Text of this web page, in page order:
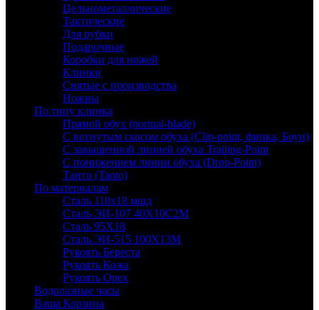
Цельнометаллические
Тактические
Для рубки
Подарочные
Коробки для ножей
Клинки
Снятые с производства
Ножны
По типу клинка
Прямой обух (normal-blade)
С вогнутым скосом обуха (Clip-point, финка, Боуи)
С завышенной линией обуха Trailing-Point
С понижением линии обуха (Drop-Point)
Танто (Tanto)
По материалам
Сталь 110х18 мшд
Сталь ЭИ-107 40Х10С2М
Сталь 95Х18
Сталь ЭИ-515 100Х13М
Рукоять Береста
Рукоять Кожа
Рукоять Орех
Водолазные часы
Ваша Корзина